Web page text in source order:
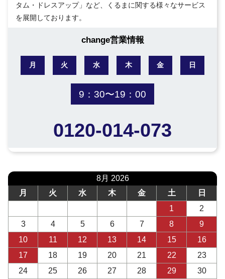
タム・ドレスアップ」など、くるまに関する様々なサービス
を展開しております。
change営業情報
月 火 水 木 金 日
9：30〜19：00
0120-014-073
8月 2026
月
火 水 木 金 土
日
1
2
3
4 5 6 7 8
9
10
11 12 13 14 15
16
17
18 19 20 21 22
23
24
25 26 27 28 29
30